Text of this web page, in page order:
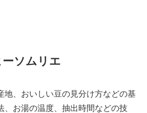
ソムリエ
地、おいしい豆の見分け方などの基
、お湯の温度、抽出時間などの技